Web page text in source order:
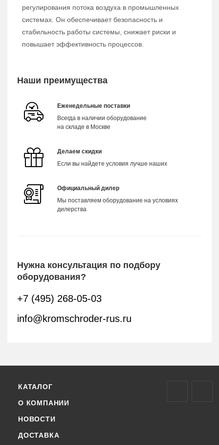
регулирования потока воздуха в промышленных
системах. Он обеспечивает безопасность и
стабильность работы системы, снижает риски и
повышает эффективность процессов.
Наши преимущества
Еженедельные поставки
Всегда в наличии оборудование
на складе в Москве
Делаем скидки
Если вы найдете условия лучше наших
Официальный дилер
Мы поставляем оборудование на условиях
дилерства
Нужна консультация по подбору
оборудования?
+7 (495) 268-05-03
info@kromschroder-rus.ru
КАТАЛОГ
О КОМПАНИИ
НОВОСТИ
ДОСТАВКА